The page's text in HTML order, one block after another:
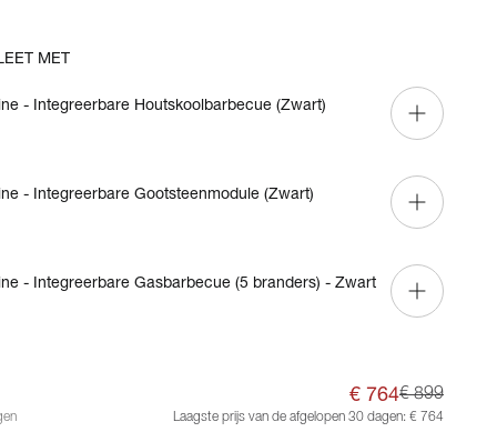
MET
- Integreerbare Houtskoolbarbecue (Zwart)
- Integreerbare Gootsteenmodule (Zwart)
- Integreerbare Gasbarbecue (5 branders) - Zwart
€ 764€ 899
Laagste prijs van de afgelopen 30 dagen: € 764